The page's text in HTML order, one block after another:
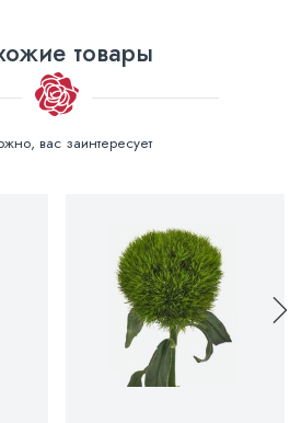
товары
вас заинтересует